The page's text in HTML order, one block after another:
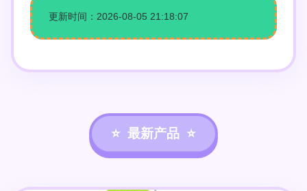
更新时间：2026-08-05 21:18:07
最新产品